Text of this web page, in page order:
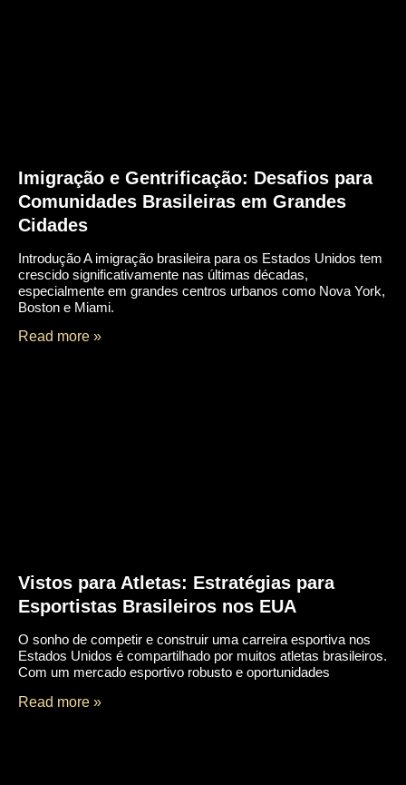
Imigração e Gentrificação: Desafios para
Comunidades Brasileiras em Grandes
Cidades
Introdução A imigração brasileira para os Estados Unidos tem
crescido significativamente nas últimas décadas,
especialmente em grandes centros urbanos como Nova York,
Boston e Miami.
Read more »
Vistos para Atletas: Estratégias para
Esportistas Brasileiros nos EUA
O sonho de competir e construir uma carreira esportiva nos
Estados Unidos é compartilhado por muitos atletas brasileiros.
Com um mercado esportivo robusto e oportunidades
Read more »